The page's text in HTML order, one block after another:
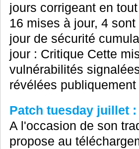
jours corrigeant en
16 mises à jour, 4
jour de sécurité
jour : Critique Cette
vulnérabilités
révélées
Patch tuesday juillet
A l'occasion de son
propose au